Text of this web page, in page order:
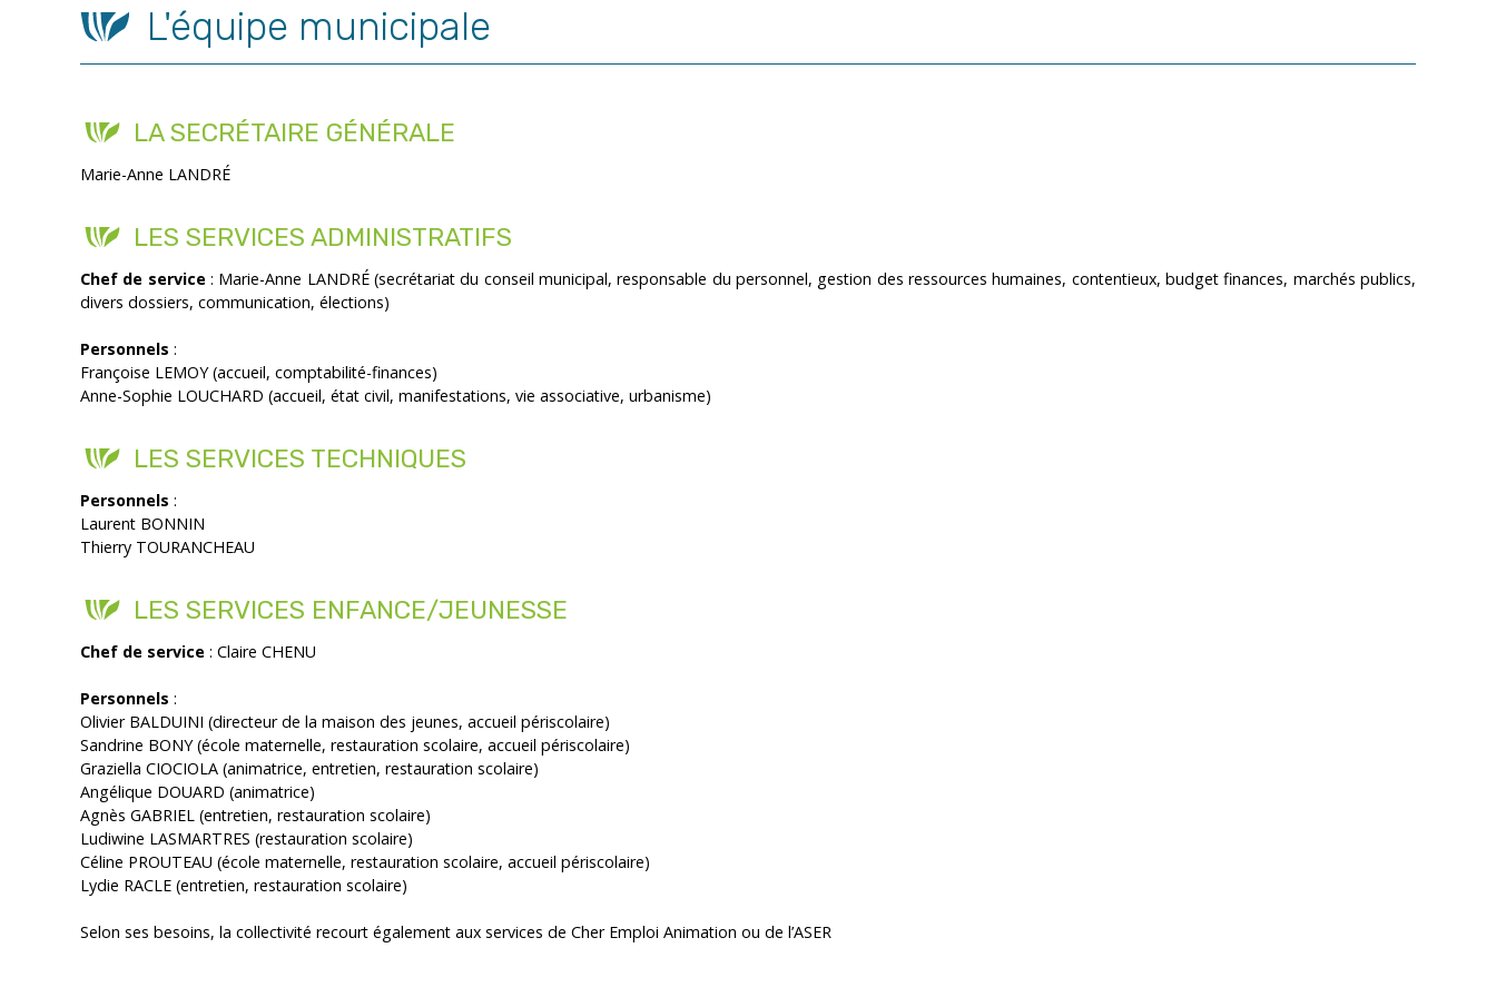
L'équipe municipale
LA SECRÉTAIRE GÉNÉRALE
Marie-Anne LANDRÉ
LES SERVICES ADMINISTRATIFS
Chef de service : Marie-Anne LANDRÉ (secrétariat du conseil municipal, responsable du personnel, gestion des ressources humaines, contentieux, budget finances, marchés publics,
divers dossiers, communication, élections)
Personnels :
Françoise LEMOY (accueil, comptabilité-finances)
Anne-Sophie LOUCHARD (accueil, état civil, manifestations, vie associative, urbanisme)
LES SERVICES TECHNIQUES
Personnels :
Laurent BONNIN
Thierry TOURANCHEAU
LES SERVICES ENFANCE/JEUNESSE
Chef de service : Claire CHENU
Personnels :
Olivier BALDUINI (directeur de la maison des jeunes, accueil périscolaire)
Sandrine BONY (école maternelle, restauration scolaire, accueil périscolaire)
Graziella CIOCIOLA (animatrice, entretien, restauration scolaire)
Angélique DOUARD (animatrice)
Agnès GABRIEL (entretien, restauration scolaire)
Ludiwine LASMARTRES (restauration scolaire)
Céline PROUTEAU (école maternelle, restauration scolaire, accueil périscolaire)
Lydie RACLE (entretien, restauration scolaire)
Selon ses besoins, la collectivité recourt également aux services de Cher Emploi Animation ou de l’ASER